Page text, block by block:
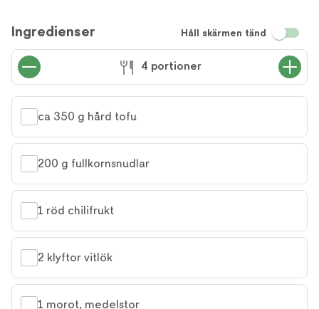
Ingredienser Håll skärmen tänd
4 portioner
ca 350 g hård tofu
200 g fullkornsnudlar
1 röd chilifrukt
2 klyftor vitlök
1 morot, medelstor